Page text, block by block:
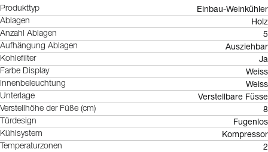
Produkttyp Einbau-Weinkühler
Ablagen Holz
Anzahl Ablagen 5
Aufhängung Ablagen Ausziehbar
Kohlefilter Ja
Farbe Display Weiss
Innenbeleuchtung Weiss
Unterlage Verstellbare Füsse
Verstellhöhe der Füße (cm) 8
Türdesign Fugenlos
Kühlsystem Kompressor
Temperaturzonen 2